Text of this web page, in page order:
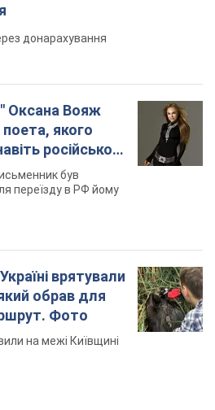
врятували
обрав для
Фото
на межі Київщині